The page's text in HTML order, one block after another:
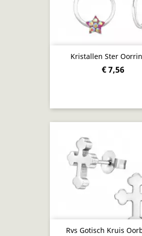
Kristallen Ster
€ 7,56
Rvs Gotisch Kruis